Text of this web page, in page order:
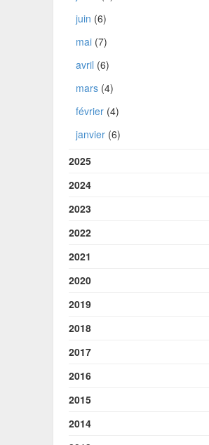
juin (6)
mai(7)
avril (6)
mars(4)
février(4)
janvier(6)
2025
2024
2023
2022
2021
2020
2019
2018
2017
2016
2015
2014